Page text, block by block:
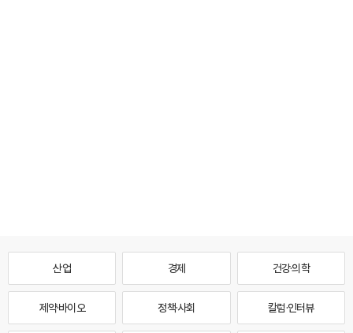
산업 경제 건강·의학
제약·바이오 정책·사회 칼럼·인터뷰